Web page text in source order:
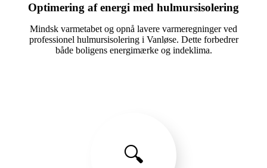
Optimering af energi med hulmursisolering
Mindsk varmetabet og opnå lavere varmeregninger ved
professionel hulmursisolering i Vanløse. Dette forbedrer
både boligens energimærke og indeklima.
🔍